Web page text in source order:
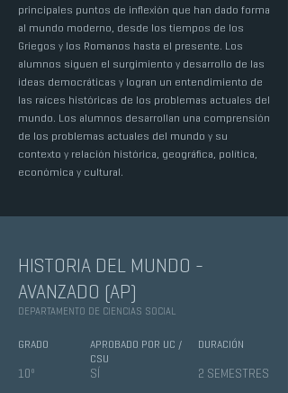
principales puntos de inflexión que han dado forma
al mundo moderno, desde los tiempos de los
Griegos y los Romanos hasta el presente. Los
alumnos siguen el surgimiento y desarrollo de las
ideas democráticas y logran un entendimiento de
las raíces históricas de los problemas actuales del
mundo. Los alumnos desarrollan una comprensión
de los problemas actuales del mundo y su
contexto y relación histórica, geográfica, política,
económica y cultural.
HISTORIA DEL MUNDO -
AVANZADO (AP)
DEPARTAMENTO DE CIENCIAS SOCIAL
GRADO
APROBADO POR UC /
CSU
DURACIÓN
10º SÍ 2 SEMESTRES